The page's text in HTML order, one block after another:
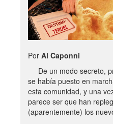
Por Al Caponni
De un modo secreto,
se había puesto en
esta comunidad, y una
parece ser que han
(aparentemente) los